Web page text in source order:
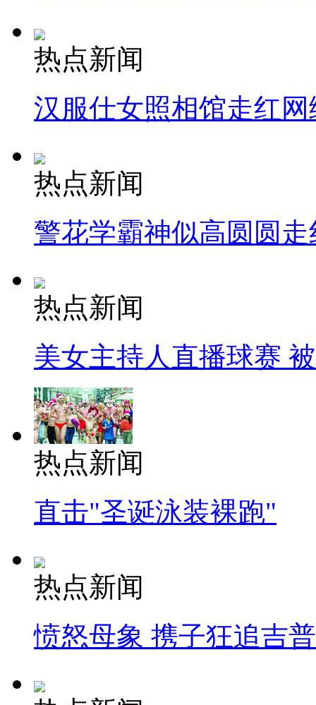
热点新闻
汉服仕女照相馆走红网
热点新闻
警花学霸神似高圆圆走
热点新闻
美女主持人直播球赛
热点新闻
直击"圣诞泳装裸跑"
热点新闻
愤怒母象 携子狂追吉